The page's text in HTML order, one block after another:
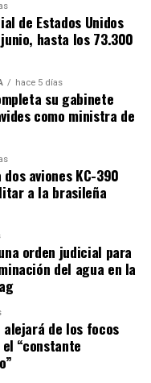
de Estados Unidos
hasta los 73.300
hace 5 días
su gabinete
como ministra de
aviones KC-390
a la brasileña
orden judicial para
del agua en la
alejará de los focos
“constante